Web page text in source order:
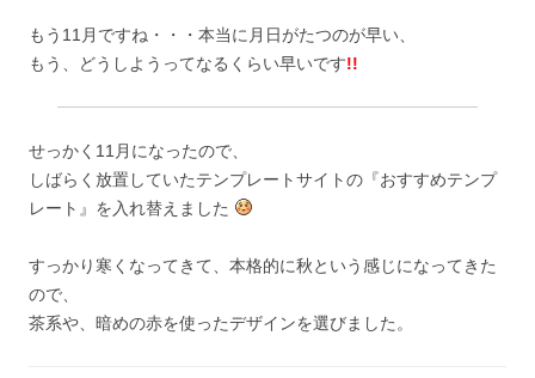
もう11月ですね・・・本当に月日がたつのが早い、
もう、どうしようってなるくらい早いです!!
せっかく11月になったので、
しばらく放置していたテンプレートサイトの『おすすめテンプ
レート』を入れ替えました
すっかり寒くなってきて、本格的に秋という感じになってきた
ので、
茶系や、暗めの赤を使ったデザインを選びました。